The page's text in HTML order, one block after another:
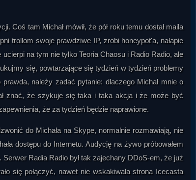
Coś tam Michał mówił, że pół roku temu dostał maila
trollom swoje prawdziwe IP, zrobi honeypot'a, nałapie
na tym nie tylko Teoria Chaosu i Radio Radio, ale
się, powtarzające się tydzień w tydzień problemy
należy zadać pytanie: dlaczego Michał mnie o
znać, że szykuje się taka i taka akcja i że może być
że za tydzień będzie naprawione.
do Michała na Skype, normalnie rozmawiają, nie
dostępu do Internetu. Audycję na żywo próbowałem
Radia Radio był tak zajechany DDoS-em, że już
się połączyć, nawet nie wskakiwała strona Icecasta